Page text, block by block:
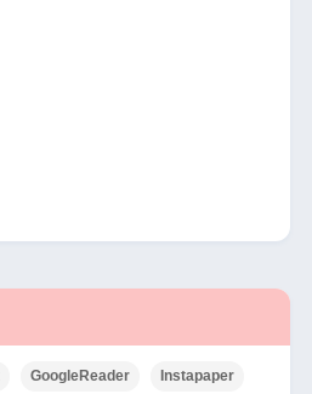
GoogleReader Instapaper